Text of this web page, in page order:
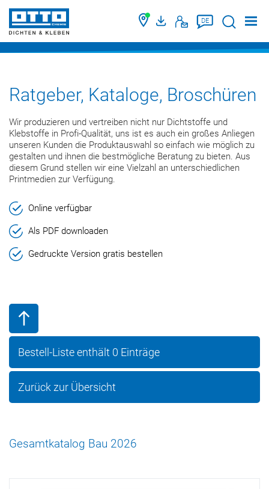
DE Suche
Ratgeber, Kataloge, Broschüren
Wir produzieren und vertreiben nicht nur Dichtstoffe und
Klebstoffe in Profi-Qualität, uns ist es auch ein großes Anliegen
unseren Kunden die Produktauswahl so einfach wie möglich zu
gestalten und ihnen die bestmögliche Beratung zu bieten. Aus
diesem Grund stellen wir eine Vielzahl an unterschiedlichen
Printmedien zur Verfügung.
Online verfügbar
Als PDF downloaden
Gedruckte Version gratis bestellen
Bestell-Liste enthält 0 Einträge
Zurück zur Übersicht
Gesamtkatalog Bau 2026